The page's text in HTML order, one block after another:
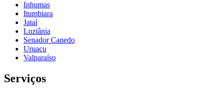
Inhumas
Itumbiara
Jataí
Luziânia
Senador Canedo
Uruaçu
Valparaíso
Serviços